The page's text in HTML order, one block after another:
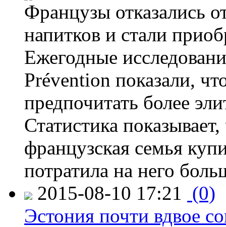
Французы отказались
напитков и стали
Ежегодные
Prévention показали,
предпочитать более
Статистика
французская семья
потратила на него
2015-08-10 17:21 (0)
Эстония почти вдвое